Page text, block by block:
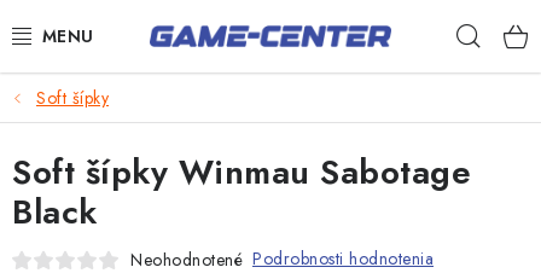
na
Šípky
Poker
Stolný futbal
Soft šípky
Soft šípky Winmau Sabotage
Black
Neohodnotené Podrobnosti hodnotenia